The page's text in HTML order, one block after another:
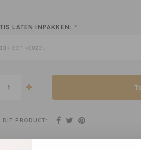
LATEN INPAKKEN: *
een keuze...
DIT PRODUCT: